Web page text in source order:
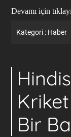
Devamı için
Kategori : Haber
Kriket
Bir